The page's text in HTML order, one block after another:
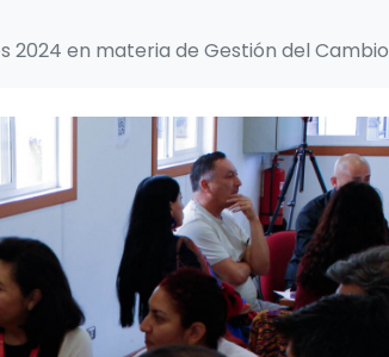
2024 en materia de Gestión del Cambio